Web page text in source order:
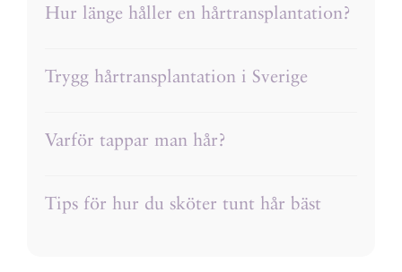
Hur länge håller en hårtransplantation?
Trygg hårtransplantation i Sverige
Varför tappar man hår?
Tips för hur du sköter tunt hår bäst